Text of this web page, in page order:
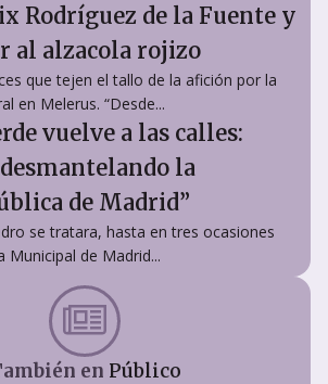
Rodríguez de la Fuente y
al alzacola rojizo
que tejen el tallo de la afición por la
en Melerus. “Desde...
vuelve a las calles:
la
de Madrid”
se tratara, hasta en tres ocasiones
Municipal de Madrid...
en Público